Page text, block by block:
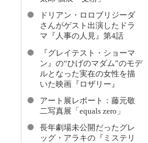
ドリアン・ロロブリジーダ
さんがゲスト出演したドラ
マ『人事の人見』第4話
『グレイテスト・ショーマ
ン』の“ひげのマダム”のモデ
ルとなった実在の女性を描
いた映画『ロザリー』
アート展レポート：藤元敬
二写真展「equals zero」
長年劇場未公開だったグレ
ッグ・アラキの『ミステリ